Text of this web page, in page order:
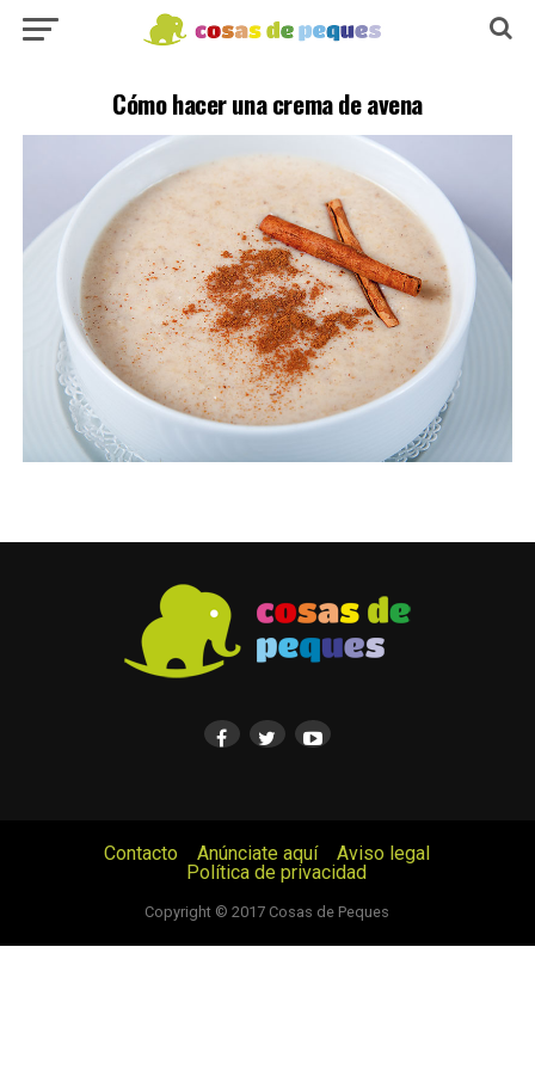
Cómo hacer una crema de avena
Contacto Anúnciate aquí
Aviso legal
Política de privacidad
Copyright © 2017 Cosas de Peques